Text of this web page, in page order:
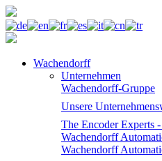
Wachendorff
Unternehmen
Wachendorff-Gruppe
Unsere
The Encoder Experts
Wachendorff
Wachendorff